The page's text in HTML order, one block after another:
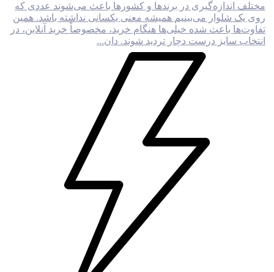
مختلف اندازه‌گیری در برندها و کشورها باعث می‌شوند عددی که
روی یک شلوار می‌بینیم همیشه معنی یکسانی نداشته باشد. همین
تفاوت‌ها باعث شده خیلی‌ها هنگام خرید، مخصوصاً خرید آنلاین، در
انتخاب سایز درست دچار تردید شوند. دان...